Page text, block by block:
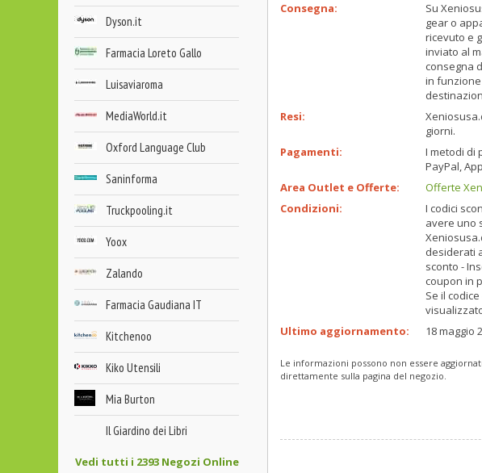
Dyson.it
Farmacia Loreto Gallo
Luisaviaroma
MediaWorld.it
Oxford Language Club
Saninforma
Truckpooling.it
Yoox
Zalando
Farmacia Gaudiana IT
Kitchenoo
Kiko Utensili
Mia Burton
Il Giardino dei Libri
Vedi tutti i 2393 Negozi Online
Consegna:
Su
gear o
ricevuto e
inviato al
consegna
in funzione
Resi:
giorni.
Pagamenti:
I metodi di
PayPal,
Area Outlet e Offerte:
Offerte
Condizioni:
I codici
avere uno
desiderati
sconto -
coupon in
Se il
Ultimo aggiornamento:
18 maggio
Le informazioni possono non essere
direttamente sulla pagina del negozio.